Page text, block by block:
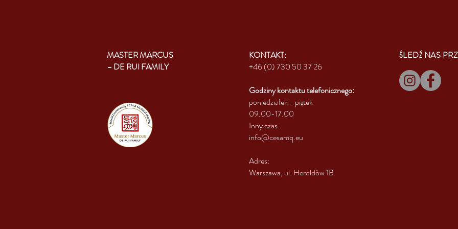
KONTAKT:
+46 (0) 730 50 37 26
Godziny kontaktutelefonicznego:
poniedziałek - piątek
09.00-17.00
Inny czas:
info@cesamq.eu
Adres:
Warszawa, ul. Heroldów 1B
MASTER MARCUS
– DE RUI FAMILY
ŚLEDŹ NAS